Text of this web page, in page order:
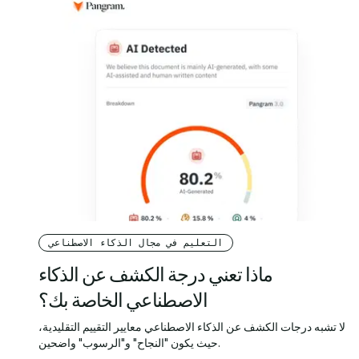
التعليم في مجال الذكاء الاصطناعي
ماذا تعني درجة الكشف عن الذكاء
الاصطناعي الخاصة بك؟
لا تشبه درجات الكشف عن الذكاء الاصطناعي معايير التقييم التقليدية،
حيث يكون "النجاح" و"الرسوب" واضحين.